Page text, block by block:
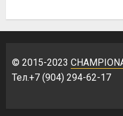
© 2015-2023
Тел.+7 (904) 294-62-17